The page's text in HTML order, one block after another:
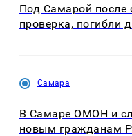
Под Самарой после
проверка, погибли
Самара
В Самаре ОМОН и
новым гражданам